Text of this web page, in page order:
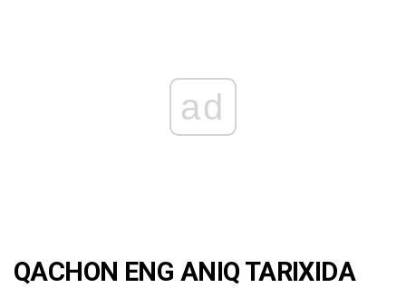
ad
QACHON ENG ANIQ TARIXIDA